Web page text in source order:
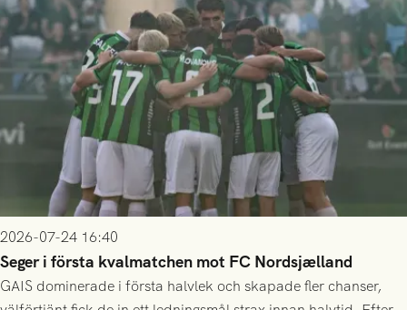
2026-07-24 16:40
Seger i första kvalmatchen mot FC Nordsjælland
GAIS dominerade i första halvlek och skapade fler chanser,